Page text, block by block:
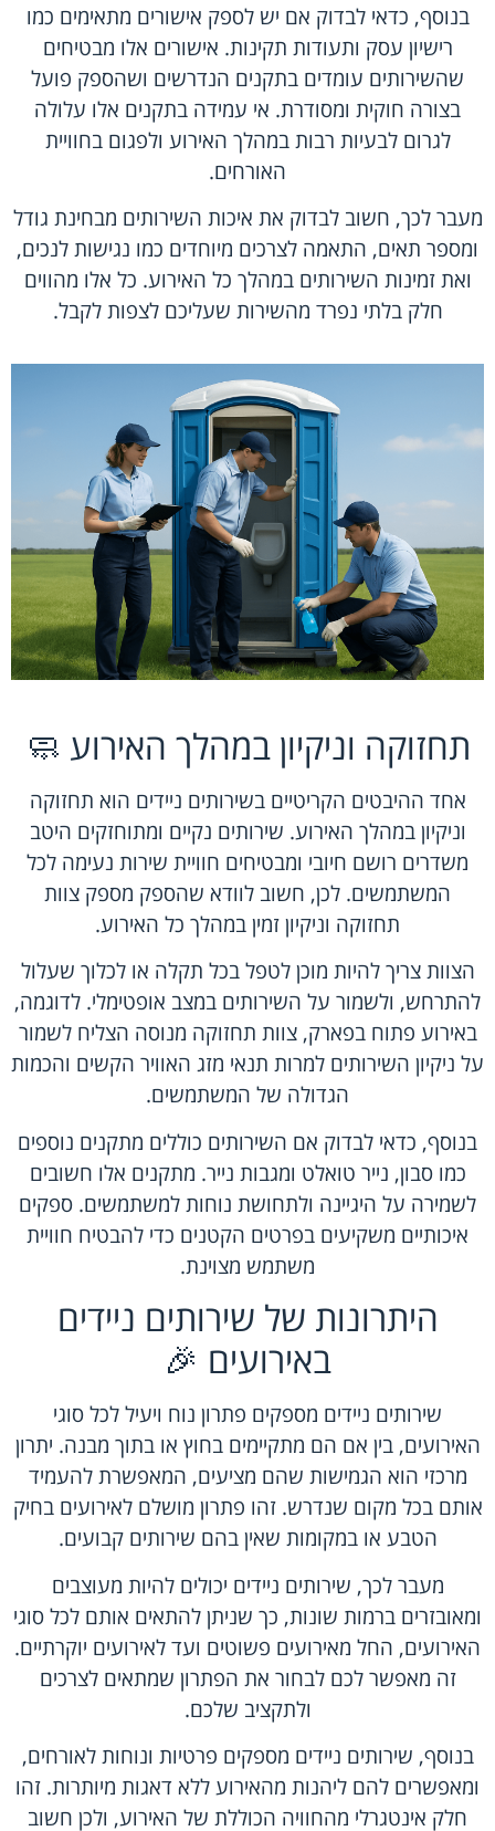
בנוסף, כדאי לבדוק אם יש לספק אישורים מתאימים כמו
רישיון עסק ותעודות תקינות. אישורים אלו מבטיחים
שהשירותים עומדים בתקנים הנדרשים ושהספק פועל
בצורה חוקית ומסודרת. אי עמידה בתקנים אלו עלולה
לגרום לבעיות רבות במהלך האירוע ולפגום בחוויית
האורחים.
מעבר לכך, חשוב לבדוק את איכות השירותים מבחינת גודל
ומספר תאים, התאמה לצרכים מיוחדים כמו נגישות לנכים,
ואת זמינות השירותים במהלך כל האירוע. כל אלו מהווים
חלק בלתי נפרד מהשירות שעליכם לצפות לקבל.
תחזוקה וניקיון במהלך האירוע 🧼
אחד ההיבטים הקריטיים בשירותים ניידים הוא תחזוקה
וניקיון במהלך האירוע. שירותים נקיים ומתוחזקים היטב
משדרים רושם חיובי ומבטיחים חוויית שירות נעימה לכל
המשתמשים. לכן, חשוב לוודא שהספק מספק צוות
תחזוקה וניקיון זמין במהלך כל האירוע.
הצוות צריך להיות מוכן לטפל בכל תקלה או לכלוך שעלול
להתרחש, ולשמור על השירותים במצב אופטימלי. לדוגמה,
באירוע פתוח בפארק, צוות תחזוקה מנוסה הצליח לשמור
על ניקיון השירותים למרות תנאי מזג האוויר הקשים והכמות
הגדולה של המשתמשים.
בנוסף, כדאי לבדוק אם השירותים כוללים מתקנים נוספים
כמו סבון, נייר טואלט ומגבות נייר. מתקנים אלו חשובים
לשמירה על היגיינה ולתחושת נוחות למשתמשים. ספקים
איכותיים משקיעים בפרטים הקטנים כדי להבטיח חוויית
משתמש מצוינת.
היתרונות של שירותים ניידים
באירועים 🎉
שירותים ניידים מספקים פתרון נוח ויעיל לכל סוגי
האירועים, בין אם הם מתקיימים בחוץ או בתוך מבנה. יתרון
מרכזי הוא הגמישות שהם מציעים, המאפשרת להעמיד
אותם בכל מקום שנדרש. זהו פתרון מושלם לאירועים בחיק
הטבע או במקומות שאין בהם שירותים קבועים.
מעבר לכך, שירותים ניידים יכולים להיות מעוצבים
ומאובזרים ברמות שונות, כך שניתן להתאים אותם לכל סוגי
האירועים, החל מאירועים פשוטים ועד לאירועים יוקרתיים.
זה מאפשר לכם לבחור את הפתרון שמתאים לצרכים
ולתקציב שלכם.
בנוסף, שירותים ניידים מספקים פרטיות ונוחות לאורחים,
ומאפשרים להם ליהנות מהאירוע ללא דאגות מיותרות. זהו
חלק אינטגרלי מהחוויה הכוללת של האירוע, ולכן חשוב